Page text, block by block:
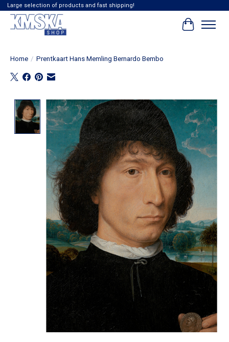
Large selection of products and fast shipping!
Home / Prentkaart Hans Memling Bernardo Bembo
Product image slideshow Items